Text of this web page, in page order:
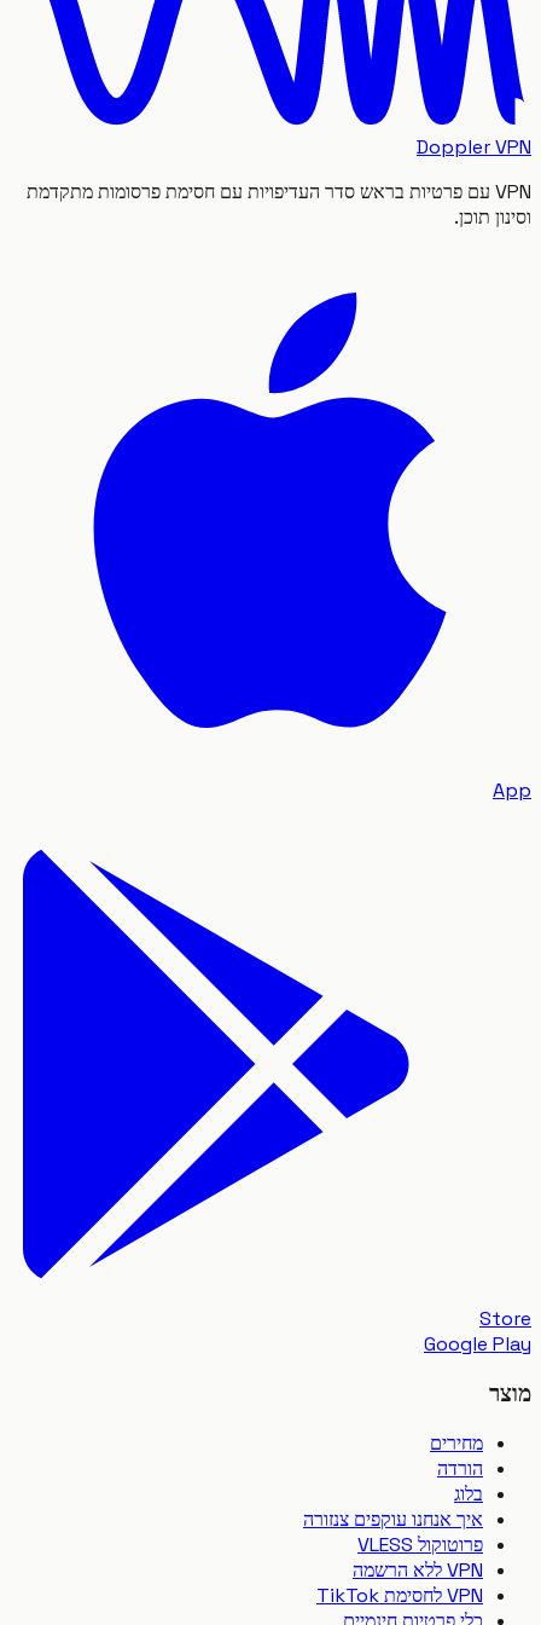
Doppler
VPN עם פרטיות בראש סדר העדיפויות עם חסימת פרסומות מתקדמת
תוכן.
Google
מחירים
הורדה
בלוג
איך אנחנו עוקפים צנזורה
פרוטוקול VLESS
VPN ללא הרשמה
VPN לחסימת TikTok